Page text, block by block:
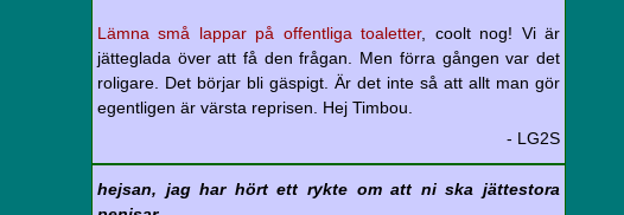
Lämna små lappar på offentliga toaletter, coolt nog! Vi är
jätteglada över att få den frågan. Men förra gången var det
roligare. Det börjar bli gäspigt. Är det inte så att allt man gör
egentligen är värsta reprisen. Hej Timbou.
- LG2S
hejsan, jag har hört ett rykte om att ni ska jättestora